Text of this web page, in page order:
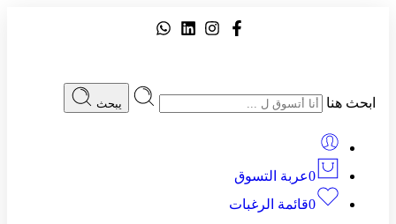
ابحث هنا يبحث
0عربة التسوق
0قائمة الرغبات